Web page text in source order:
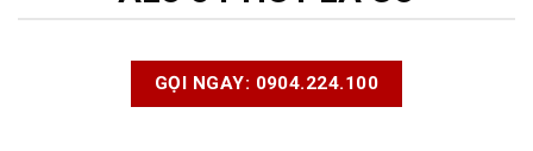
GỌI NGAY: 0904.224.100